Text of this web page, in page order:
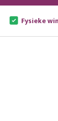
Fysieke